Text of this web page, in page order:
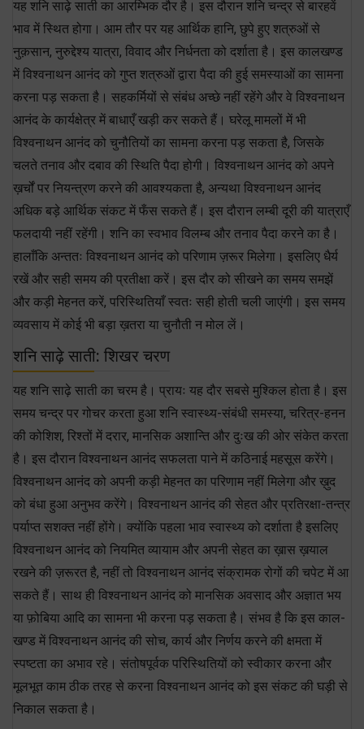
यह शनि साढ़े साती का आरम्भिक दौर है। इस दौरान शनि चन्द्र से बारहवें
भाव में स्थित होगा। आम तौर पर यह आर्थिक हानि, छुपे हुए शत्रुओं से
नुक़सान, नुरुद्देश्य यात्रा, विवाद और निर्धनता को दर्शाता है। इस कालखण्ड
में विश्वनाथन आनंद को गुप्त शत्रुओं द्वारा पैदा की हुई समस्याओं का सामना
करना पड़ सकता है। सहकर्मियों से संबंध अच्छे नहीं रहेंगे और वे विश्वनाथन
आनंद के कार्यक्षेत्र में बाधाएँ खड़ी कर सकते हैं। घरेलू मामलों में भी
विश्वनाथन आनंद को चुनौतियों का सामना करना पड़ सकता है, जिसके
चलते तनाव और दबाव की स्थिति पैदा होगी। विश्वनाथन आनंद को अपने
ख़र्चों पर नियन्त्रण करने की आवश्यकता है, अन्यथा विश्वनाथन आनंद
अधिक बड़े आर्थिक संकट में फँस सकते हैं। इस दौरान लम्बी दूरी की यात्राएँ
फलदायी नहीं रहेंगी। शनि का स्वभाव विलम्ब और तनाव पैदा करने का है।
हालाँकि अन्ततः विश्वनाथन आनंद को परिणाम ज़रूर मिलेगा। इसलिए धैर्य
रखें और सही समय की प्रतीक्षा करें। इस दौर को सीखने का समय समझें
और कड़ी मेहनत करें, परिस्थितियाँ स्वतः सही होती चली जाएंगी। इस समय
व्यवसाय में कोई भी बड़ा ख़तरा या चुनौती न मोल लें।
शनि साढ़े साती: शिखर चरण
यह शनि साढ़े साती का चरम है। प्रायः यह दौर सबसे मुश्किल होता है। इस
समय चन्द्र पर गोचर करता हुआ शनि स्वास्थ्य-संबंधी समस्या, चरित्र-हनन
की कोशिश, रिश्तों में दरार, मानसिक अशान्ति और दुःख की ओर संकेत करता
है। इस दौरान विश्वनाथन आनंद सफलता पाने में कठिनाई महसूस करेंगे।
विश्वनाथन आनंद को अपनी कड़ी मेहनत का परिणाम नहीं मिलेगा और ख़ुद
को बंधा हुआ अनुभव करेंगे। विश्वनाथन आनंद की सेहत और प्रतिरक्षा-तन्त्र
पर्याप्त सशक्त नहीं होंगे। क्योंकि पहला भाव स्वास्थ्य को दर्शाता है इसलिए
विश्वनाथन आनंद को नियमित व्यायाम और अपनी सेहत का ख़ास ख़याल
रखने की ज़रूरत है, नहीं तो विश्वनाथन आनंद संक्रामक रोगों की चपेट में आ
सकते हैं। साथ ही विश्वनाथन आनंद को मानसिक अवसाद और अज्ञात भय
या फ़ोबिया आदि का सामना भी करना पड़ सकता है। संभव है कि इस काल-
खण्ड में विश्वनाथन आनंद की सोच, कार्य और निर्णय करने की क्षमता में
स्पष्टता का अभाव रहे। संतोषपूर्वक परिस्थितियों को स्वीकार करना और
मूलभूत काम ठीक तरह से करना विश्वनाथन आनंद को इस संकट की घड़ी से
निकाल सकता है।